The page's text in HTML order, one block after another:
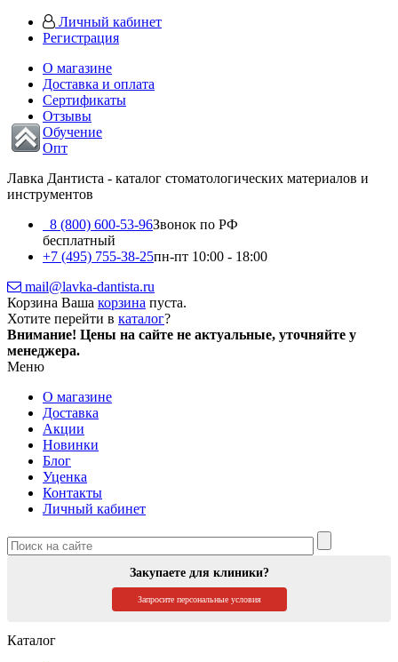
Личный кабинет
Регистрация
О магазине
Доставка и оплата
Сертификаты
Отзывы
Обучение
Опт
Лавка Дантиста - каталог стоматологических материалов и
инструментов
8 (800) 600-53-96Звонок по РФ
бесплатный
+7 (495) 755-38-25пн-пт 10:00 - 18:00
mail@lavka-dantista.ru
Корзина Ваша корзина пуста.
Хотите перейти в каталог?
Внимание! Цены на сайте не актуальные, уточняйте у
менеджера.
Меню
О магазине
Доставка
Акции
Новинки
Блог
Уценка
Контакты
Личный кабинет
Закупаете для клиники?
Запросите персональные условия
Каталог